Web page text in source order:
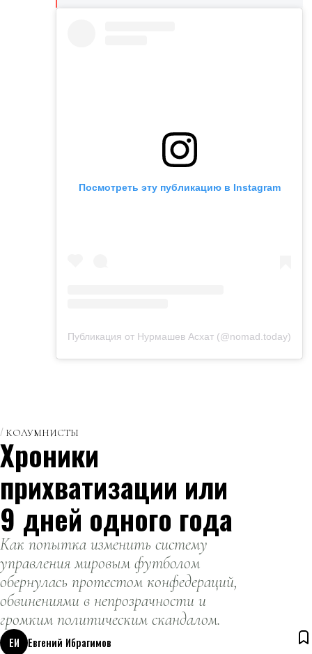
Посмотреть эту публикацию в Instagram
Публикация от Нурмашев Асхат (@nomad.today)
КОЛУМНИСТЫ
Хроники
прихватизации или
9 дней одного года
Как попытка изменить систему
управления мировым футболом
обернулась протестом конфедераций,
обвинениями в непрозрачности и
громким политическим скандалом.
ЕИ
Евгений Ибрагимов